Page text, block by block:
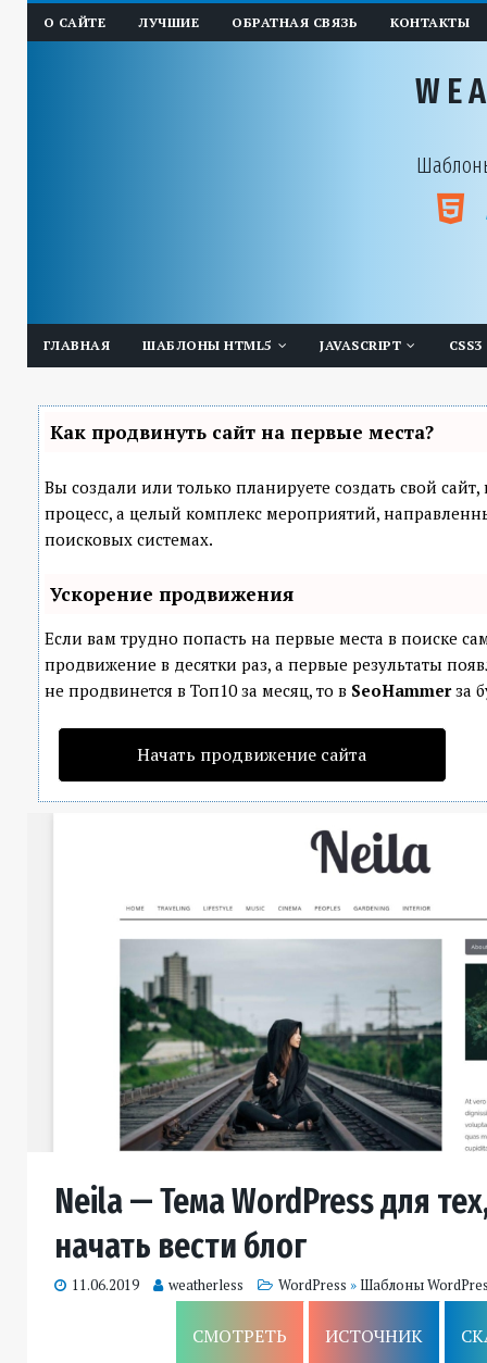
О САЙТЕ ЛУЧШИЕ ОБРАТНАЯ СВЯЗЬ КОНТАКТЫ
ГЛАВНАЯ ШАБЛОНЫ HTML5 JAVASCRIPT CSS3
Как продвинуть сайт на первые места?
Вы создали или только планируете создать свой
процесс, а целый комплекс мероприятий,
поисковых системах.
Ускорение продвижения
Если вам трудно попасть на первые места в поиске
продвижение в десятки раз, а первые результаты
не продвинется в Топ10 за месяц, то в SeoHammerза
Начать продвижение сайта
Neila — Тема WordPress для
начать вести блог
11.06.2019 weatherless WordPress » Шаблоны
СМОТРЕТЬ ИСТОЧНИК